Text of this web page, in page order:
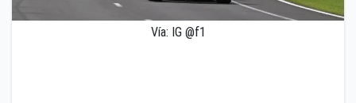
Vía: IG @f1